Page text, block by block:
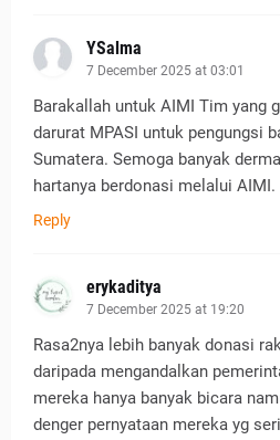
YSalma
7 December 2025 at 03:01
Barakallah untuk AIMI Tim yang
darurat MPASI untuk pengungsi
Sumatera. Semoga banyak
hartanya berdonasi melalui AIMI.
Reply
erykaditya
7 December 2025 at 19:20
Rasa2nya lebih banyak donasi
daripada mengandalkan
mereka hanya banyak bicara
denger pernyataan mereka yg